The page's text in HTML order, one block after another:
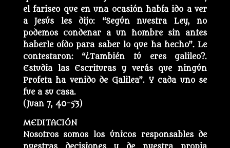
el fariseo que en una ocasión había ido a ver
a Jesús les dijo: “Según nuestra Ley, no
podemos condenar a un hombre sin antes
haberle oído para saber lo que ha hecho”. Le
contestaron: “¿También tú eres galileo?.
Estudia las Escrituras y verás que ningún
Profeta ha venido de Galilea”. Y cada uno se
fue a su casa.
(Juan 7, 40-53)
MEDITACIÓN
Nosotros somos los únicos responsables de